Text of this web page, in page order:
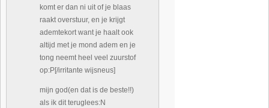
komt er dan ni uit of je blaas
raakt overstuur, en je krijgt
ademtekort want je haalt ook
altijd met je mond adem en je
tong neemt heel veel zuurstof
op:P[/irritante wijsneus]
mijn god(en dat is de beste!!)
als ik dit teruglees:N